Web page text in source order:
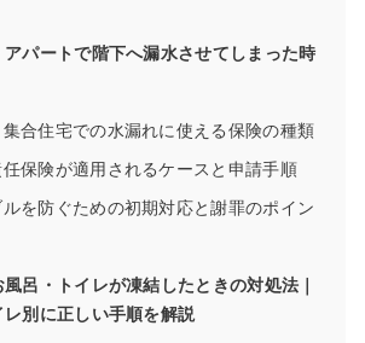
アパートで階下へ漏水させてしまった時
集合住宅での水漏れに使える保険の種類
保険が適用されるケースと申請手順
を防ぐための初期対応と謝罪のポイン
風呂・トイレが凍結したときの対処法｜
別に正しい手順を解説